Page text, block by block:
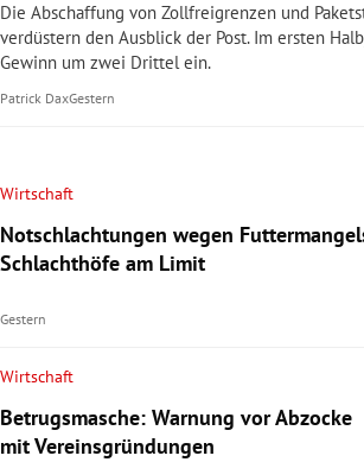
Die Abschaffung von Zollfreigrenzen und
verdüstern den Ausblick der Post. Im ersten
Gewinn um zwei Drittel ein.
Patrick DaxGestern
Wirtschaft
Notschlachtungen wegen
Schlachthöfe am Limit
Gestern
Wirtschaft
Betrugsmasche: Warnung vor Abzocke
mit Vereinsgründungen